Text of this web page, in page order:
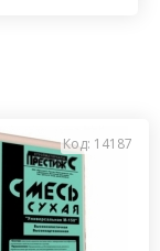
Код: 14187